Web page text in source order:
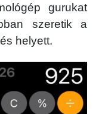
gurukat
szeretik a
helyett.